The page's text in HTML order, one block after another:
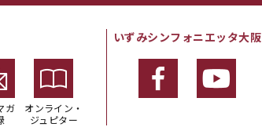
ガ
オンライン・
ジュピター
いずみシンフォニエッタ大阪